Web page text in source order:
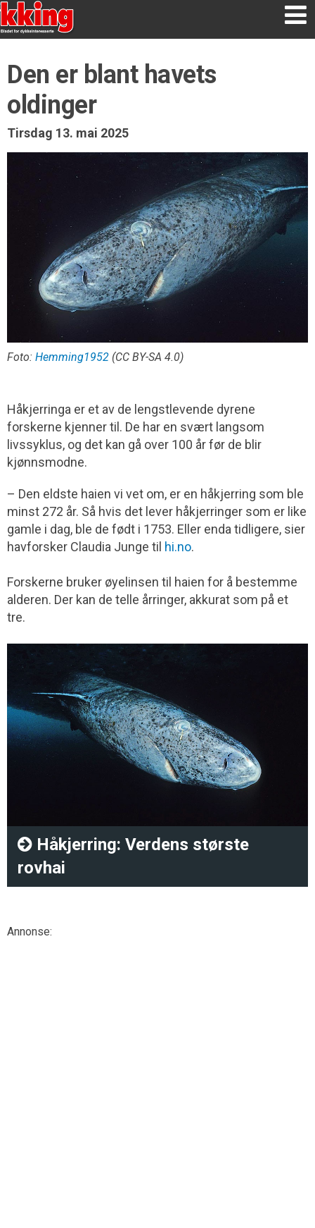
Den er blant havets
oldinger
Tirsdag 13. mai 2025
Foto: Hemming1952 (CC BY-SA 4.0)
Håkjerringa er et av de lengstlevende dyrene
forskerne kjenner til. De har en svært langsom
livssyklus, og det kan gå over 100 år før de blir
kjønnsmodne.
– Den eldste haien vi vet om, er en håkjerring som ble
minst 272 år. Så hvis det lever håkjerringer som er like
gamle i dag, ble de født i 1753. Eller enda tidligere, sier
havforsker Claudia Junge til hi.no.
Forskerne bruker øyelinsen til haien for å bestemme
alderen. Der kan de telle årringer, akkurat som på et
tre.
Håkjerring: Verdens største
rovhai
Annonse: